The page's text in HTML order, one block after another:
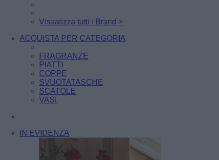
Visualizza tutti i Brand >
ACQUISTA PER CATEGORIA
FRAGRANZE
PIATTI
COPPE
SVUOTATASCHE
SCATOLE
VASI
IN EVIDENZA